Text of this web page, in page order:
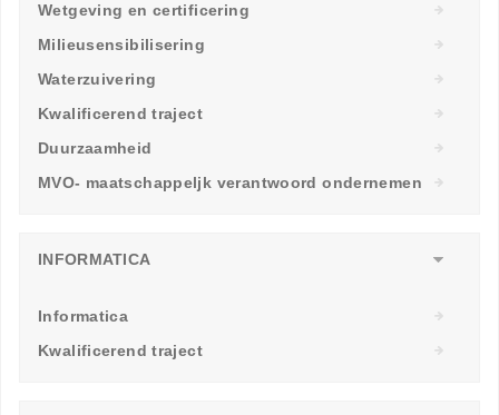
Wetgeving en certificering
Milieusensibilisering
Waterzuivering
Kwalificerend traject
Duurzaamheid
MVO- maatschappeljk verantwoord ondernemen
INFORMATICA
Informatica
Kwalificerend traject